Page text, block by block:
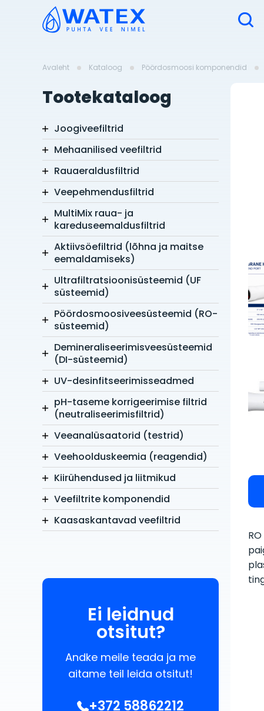
Avaleht Kataloog Pöördosmoosi komponendid
Tootekataloog
Joogiveefiltrid
Mehaanilised veefiltrid
Rauaeraldusfiltrid
Veepehmendusfiltrid
MultiMix raua- ja
kareduseemaldusfiltrid
Aktiivsöefiltrid (lõhna ja maitse
eemaldamiseks)
Ultrafiltratsioonisüsteemid (UF
süsteemid)
Pöördosmoosiveesüsteemid (RO-
süsteemid)
Demineraliseerimisveesüsteemid
(DI-süsteemid)
UV-desinfitseerimisseadmed
pH-taseme korrigeerimise filtrid
(neutraliseerimisfiltrid)
Veeanalüsaatorid (testrid)
Veehoolduskeemia (reagendid)
Kiirühendused ja liitmikud
Veefiltrite komponendid
Kaasaskantavad veefiltrid
Ei leidnud
otsitut?
Andke meile teada ja me
aitame teil leida otsitut!
+372 58862212